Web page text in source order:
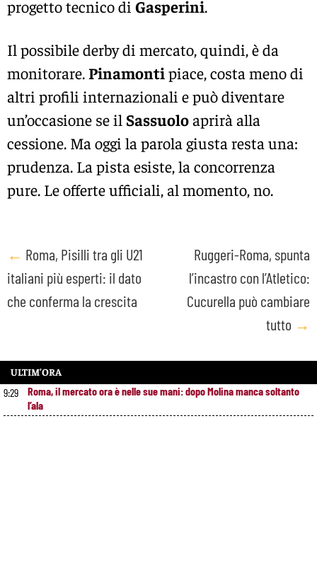
progetto tecnico di Gasperini.
Il possibile derby di mercato, quindi, è da
monitorare.Pinamontipiace, costa meno di
altri profili internazionali e può diventare
un’occasione se il Sassuoloaprirà alla
cessione. Ma oggi la parola giusta resta una:
prudenza. La pista esiste, la concorrenza
pure. Le offerte ufficiali, al momento, no.
Post
navigation
← Roma, Pisilli tra gli U21
italiani più esperti: il dato
che conferma la crescita
Ruggeri-Roma, spunta
l’incastro con l’Atletico:
Cucurella può cambiare
tutto →
ULTIM’ORA
9:29
Roma, il mercato ora è nelle sue mani: dopo Molina manca soltanto
l’ala